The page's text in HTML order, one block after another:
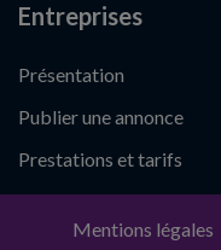
Entreprises
Présentation
Publier une annonce
Prestations et tarifs
Mentions légales